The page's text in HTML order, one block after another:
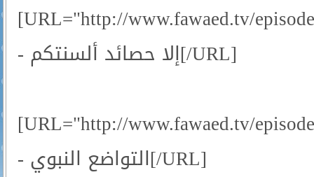
[URL="http://www.fawaed.tv/
- إلا حصائد ألسنتكم[/URL]
[URL="http://www.fawaed.tv/
- التواضع النبوي[/URL]